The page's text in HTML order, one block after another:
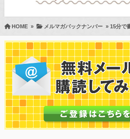
HOME» メルマガバックナンバー» 15分で